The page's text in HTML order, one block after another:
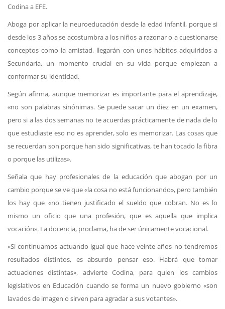
Codina a EFE.
Aboga por aplicar la neuroeducación desde la edad infantil, porque si
desde los 3 años se acostumbra a los niños a razonar o a cuestionarse
conceptos como la amistad, llegarán con unos hábitos adquiridos a
Secundaria, un momento crucial en su vida porque empiezan a
conformar su identidad.
Según afirma, aunque memorizar es importante para el aprendizaje,
«no son palabras sinónimas. Se puede sacar un diez en un examen,
pero si a las dos semanas no te acuerdas prácticamente de nada de lo
que estudiaste eso no es aprender, solo es memorizar. Las cosas que
se recuerdan son porque han sido significativas, te han tocado la fibra
o porque las utilizas».
Señala que hay profesionales de la educación que abogan por un
cambio porque se ve que «la cosa no está funcionando», pero también
los hay que «no tienen justificado el sueldo que cobran. No es lo
mismo un oficio que una profesión, que es aquella que implica
vocación». La docencia, proclama, ha de ser únicamente vocacional.
«Si continuamos actuando igual que hace veinte años no tendremos
resultados distintos, es absurdo pensar eso. Habrá que tomar
actuaciones distintas», advierte Codina, para quien los cambios
legislativos en Educación cuando se forma un nuevo gobierno «son
lavados de imagen o sirven para agradar a sus votantes».